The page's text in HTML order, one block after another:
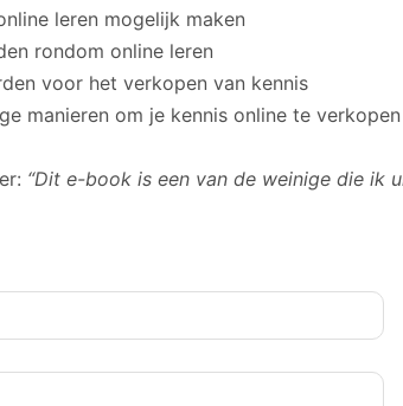
leren mogelijk maken
rondom online leren
voor het verkopen van kennis
manieren om je kennis online te verkopen
“Dit e-book is een van de weinige die ik